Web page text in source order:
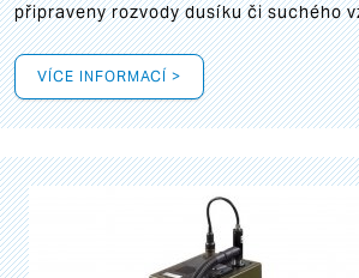
připraveny rozvody dusíku či suchého
VÍCE INFORMACÍ >